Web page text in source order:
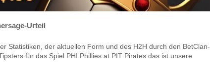
Urteil
Statistiken, der aktuellen Form und des H2H durch den BetClan-
für das Spiel PHI Phillies at PIT Pirates das ist unsere